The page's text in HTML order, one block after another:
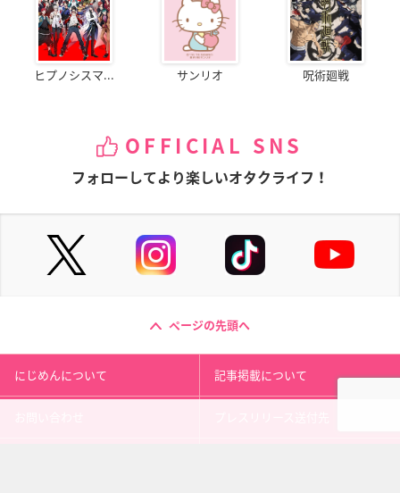
ヒプノシスマ... サンリオ 呪術廻戦
OFFICIAL SNS
フォローしてより楽しいオタクライフ！
ページの先頭へ
にじめんについて 記事掲載について